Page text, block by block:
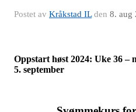
Postet av Kråkstad ILden 8. aug
Oppstart høst 2024: Uke 36 –
5. september